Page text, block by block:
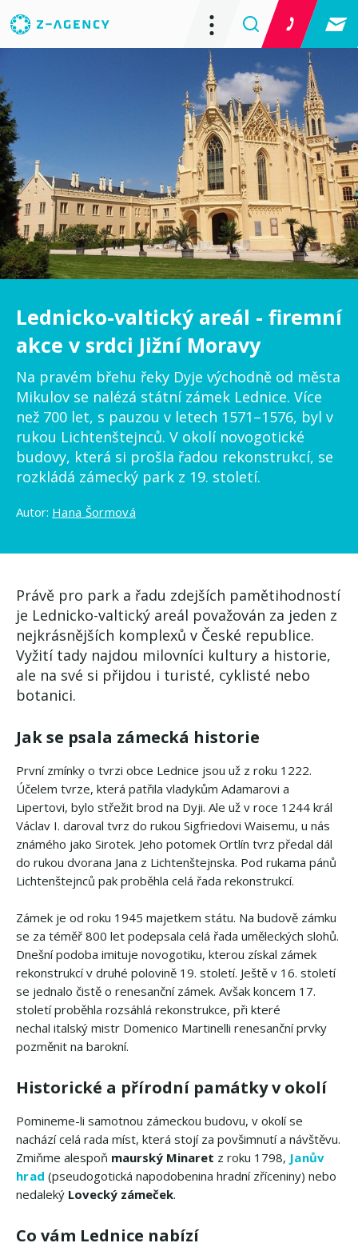
Lednicko-valtický areál - firemní
akce v srdci Jižní Moravy
Na pravém břehu řeky Dyje východně od města
Mikulov se nalézá státní zámek Lednice. Více
než 700 let, s pauzou v letech 1571–1576, byl v
rukou Lichtenštejnců. V okolí novogotické
budovy, která si prošla řadou rekonstrukcí, se
rozkládá zámecký park z 19. století.
Autor: Hana Šormová
Právě pro park a řadu zdejších pamětihodností
je Lednicko-valtický areál považován za jeden z
nejkrásnějších komplexů v České republice.
Vyžití tady najdou milovníci kultury a historie,
ale na své si přijdou i turisté, cyklisté nebo
botanici.
Jak se psala zámecká historie
První zmínky o tvrzi obce Lednice jsou už z roku 1222.
Účelem tvrze, která patřila vladykům Adamarovi a
Lipertovi, bylo střežit brod na Dyji. Ale už v roce 1244 král
Václav I. daroval tvrz do rukou Sigfriedovi Waisemu, u nás
známého jako Sirotek. Jeho potomek Ortlín tvrz předal dál
do rukou dvorana Jana z Lichtenštejnska. Pod rukama pánů
Lichtenštejnců pak proběhla celá řada rekonstrukcí.
Zámek je od roku 1945 majetkem státu. Na budově zámku
se za téměř 800 let podepsala celá řada uměleckých slohů.
Dnešní podoba imituje novogotiku, kterou získal zámek
rekonstrukcí v druhé polovině 19. století. Ještě v 16. století
se jednalo čistě o renesanční zámek. Avšak koncem 17.
století proběhla rozsáhlá rekonstrukce, při které
nechal italský mistr Domenico Martinelli renesanční prvky
pozměnit na barokní.
Historické a přírodní památky v okolí
Pomineme-li samotnou zámeckou budovu, v okolí se
nachází celá rada míst, která stojí za povšimnutí a návštěvu.
Zmiňme alespoň maurský Minaret z roku 1798, Janův
hrad (pseudogotická napodobenina hradní zříceniny) nebo
nedaleký Lovecký zámeček.
Co vám Lednice nabízí